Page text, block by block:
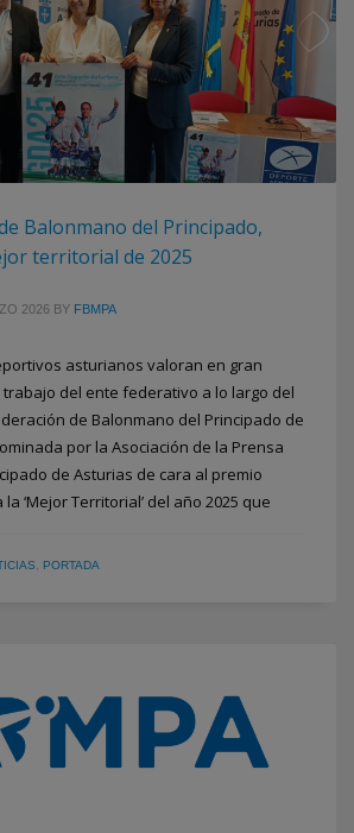
Balonmano del Principado,
territorial de 2025
2026 BY FBMPA
asturianos valoran en gran
del ente federativo a lo largo del
de Balonmano del Principado de
por la Asociación de la Prensa
de Asturias de cara al premio
‘Mejor Territorial’ del año 2025 que
PORTADA